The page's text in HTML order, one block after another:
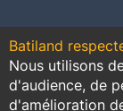
Contact
Batiland
Nous utilisons
d'audience, de
d'amélioration